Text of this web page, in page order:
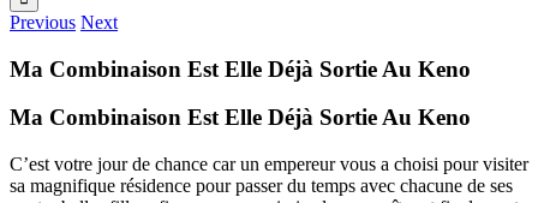
Previous Next
Ma Combinaison Est Elle Déjà Sortie Au Keno
Ma Combinaison Est Elle Déjà Sortie Au Keno
C’est votre jour de chance car un empereur vous a choisi pour visiter
sa magnifique résidence pour passer du temps avec chacune de ses